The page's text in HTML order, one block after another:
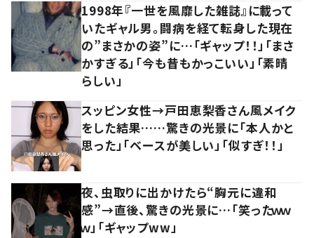
1998年『一世を風靡した雑誌』に載って
いたギャル男。闘病を経て転身した現在
の”まさかの姿”に…「ギャップ！！」「まさ
かすぎる」「今も昔もかっこいい」「素晴
らしい」
スッピン女性→戸田恵梨香さん風メイク
をした結果……驚きの光景に「本人かと
思った」「ベースが美しい」「似すぎ！！」
夜、虫取りに出かけたら“胸元に違和
感”→直後、驚きの光景に…「笑ったｗｗ
ｗ」「ギャップww」